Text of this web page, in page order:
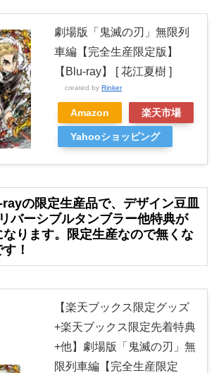
劇場版「鬼滅の刃」無限列
車編【完全生産限定版】
【Blu-ray】 [ 花江夏樹 ]
created by Rinker
Amazon 楽天市場
Yahooショッピング
の限定生産品で、デザイン豆皿
バーシブルタンブラー他特典が
ります。限定生産なので無くな
！
【楽天ブックス限定グッズ
+楽天ブックス限定先着特典
+他】劇場版「鬼滅の刃」無
限列車編【完全生産限定